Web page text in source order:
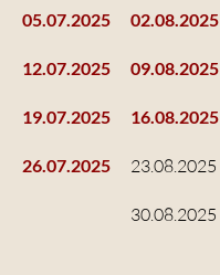
05.07.2025
12.07.2025
19.07.2025
26.07.2025
02.08.2025
09.08.2025
16.08.2025
23.08.2025
30.08.2025